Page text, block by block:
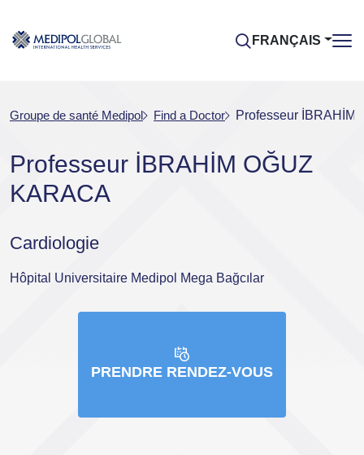
FRANÇAIS
Groupe de santé Medipol Find a Doctor Professeur İBRAHİM
Professeur İBRAHİM OĞUZ
KARACA
Cardiologie
Hôpital Universitaire Medipol Mega Bağcılar
PRENDRE RENDEZ-VOUS